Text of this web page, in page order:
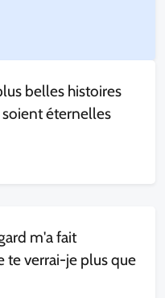
belles histoires
éternelles
m'a fait
te verrai-je plus que